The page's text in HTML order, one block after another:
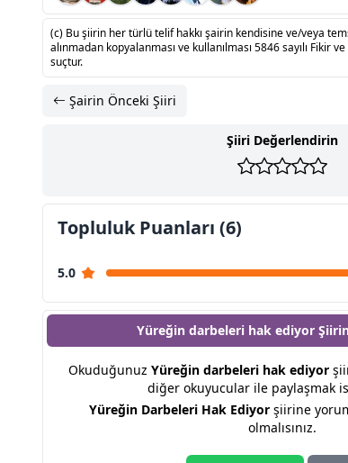
(c) Bu şiirin her türlü telif hakkı şairin kendisine ve/veya
alınmadan kopyalanması ve kullanılması 5846 sayılı Fikir
suçtur.
Şairin Önceki Şiiri
Şiiri Değerlendirin
Topluluk Puanları (6)
5.0
Yüreğin darbeleri hak ediyor
Okuduğunuz Yüreğin darbeleri hak ediyor
diğer okuyucular ile paylaşmak
Yüreğin Darbeleri Hak Ediyorşiirine
olmalısınız.